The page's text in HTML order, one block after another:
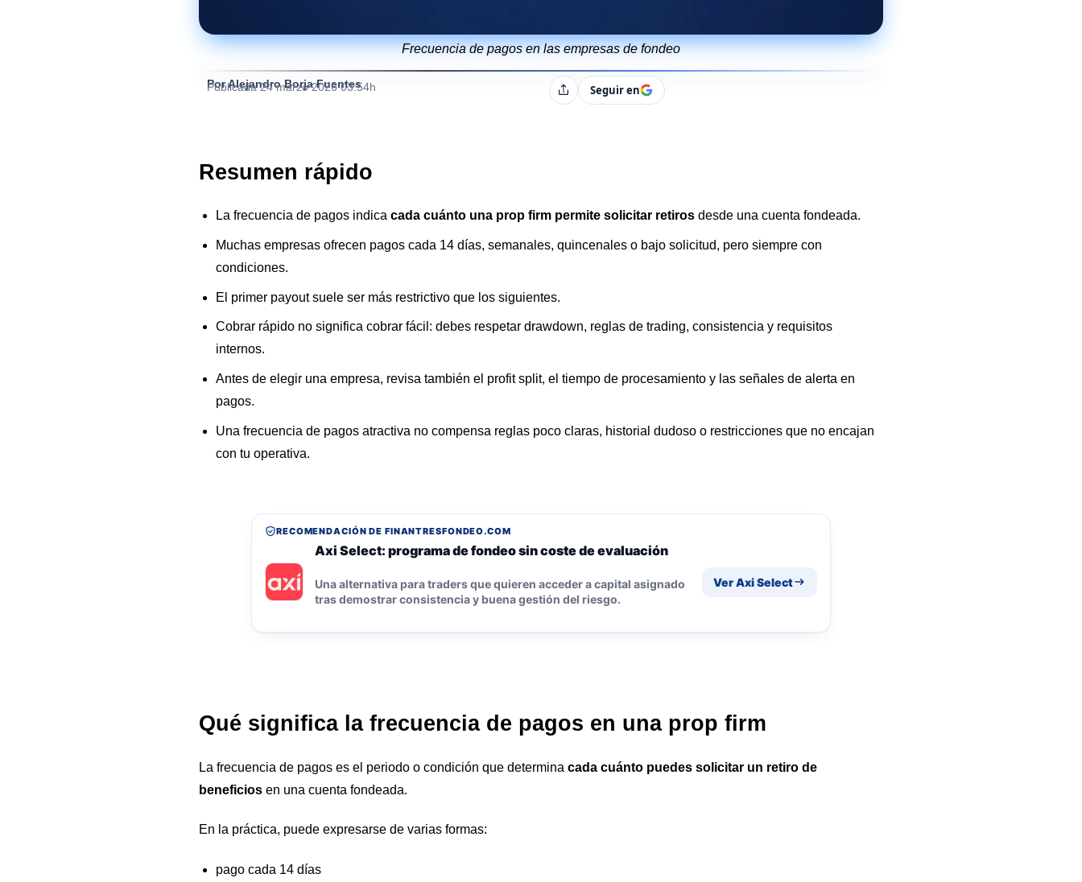
Frecuencia de pagos en las empresas de fondeo
Por Alejandro Borja Fuentes
Publicada 24 marzo 2026 03:54h CompartirSeguir en
Resumen rápido
La frecuencia de pagos indica cada cuánto una prop firm permite solicitar retirosdesde una cuenta fondeada.
Muchas empresas ofrecen pagos cada 14 días, semanales, quincenales o bajo solicitud, pero siempre con
condiciones.
El primer payout suele ser más restrictivo que los siguientes.
Cobrar rápido no significa cobrar fácil: debes respetar drawdown, reglas de trading, consistencia y requisitos
internos.
Antes de elegir una empresa, revisa también el profit split, el tiempo de procesamiento y las señales de alerta en
pagos.
Una frecuencia de pagos atractiva no compensa reglas poco claras, historial dudoso o restricciones que no encajan
con tu operativa.
RECOMENDACIÓN DE FINANTRESFONDEO.COM
Axi Select: programa de fondeo sin coste de evaluación
Una alternativa para traders que quieren acceder a capital asignado
tras demostrar consistencia y buena gestión del riesgo.
Ver Axi Select
Qué significa la frecuencia de pagos en una prop firm
La frecuencia de pagos es el periodo o condición que determina cada cuánto puedes solicitar un retiro de
beneficios en una cuenta fondeada.
En la práctica, puede expresarse de varias formas:
pago cada 14 días